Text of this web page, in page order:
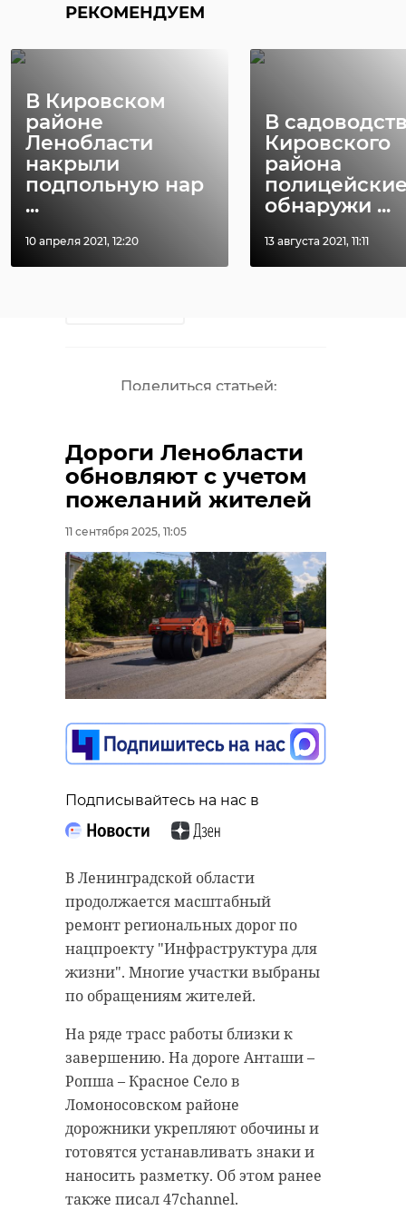
РЕКОМЕНДУЕМ
В Кировском
районе
Ленобласти
накрыли
подпольную нар
...
10 апреля 2021, 12:20
В
Кировского
района
обнаружи ...
13 августа 2021, 11:11
Дороги Ленобласти
обновляют с учетом
пожеланий жителей
11 сентября 2025, 11:05
Подписывайтесь на нас в
В Ленинградской области
продолжается масштабный
ремонт региональных дорог по
нацпроекту "Инфраструктура для
жизни". Многие участки выбраны
по обращениям жителей.
На ряде трасс работы близки к
завершению. На дороге Анташи –
Ропша – Красное Село в
Ломоносовском районе
дорожники укрепляют обочины и
готовятся устанавливать знаки и
наносить разметку. Об этом ранее
также писал 47channel.
В Ломоносовском
отремонтируют
нес ...
20 февраля 2021, 09:33
Ленобласти
уложили пер
18 июня 2025, 17:29
Фото: Администрация Выборгского
Поделиться статьей: